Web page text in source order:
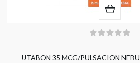
UTABON 35 MCG/PULSACION